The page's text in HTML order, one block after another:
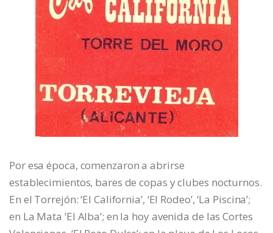
Por esa época, comenzaron a abrirse
establecimientos, bares de copas y clubes nocturnos.
En el Torrejón: ‘El California’, ‘El Rodeo’, ‘La Piscina’;
en La Mata ‘El Alba’; en la hoy avenida de las Cortes